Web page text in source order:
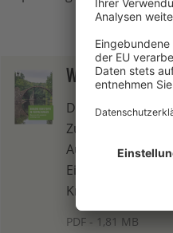
WWF Studie:
Die Studie
Zusammenarbeit
Auftrag des
Einsatz biogener
PDF - 1,81 MB